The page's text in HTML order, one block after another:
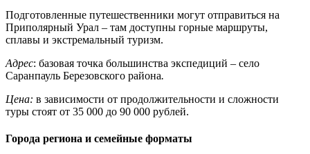
Подготовленные путешественники могут отправиться на
Приполярный Урал – там доступны горные маршруты,
сплавы и экстремальный туризм.
Адрес: базовая точка большинства экспедиций – село
Саранпауль Березовского района.
Цена: в зависимости от продолжительности и сложности
туры стоят от 35 000 до 90 000 рублей.
Города региона и семейные форматы